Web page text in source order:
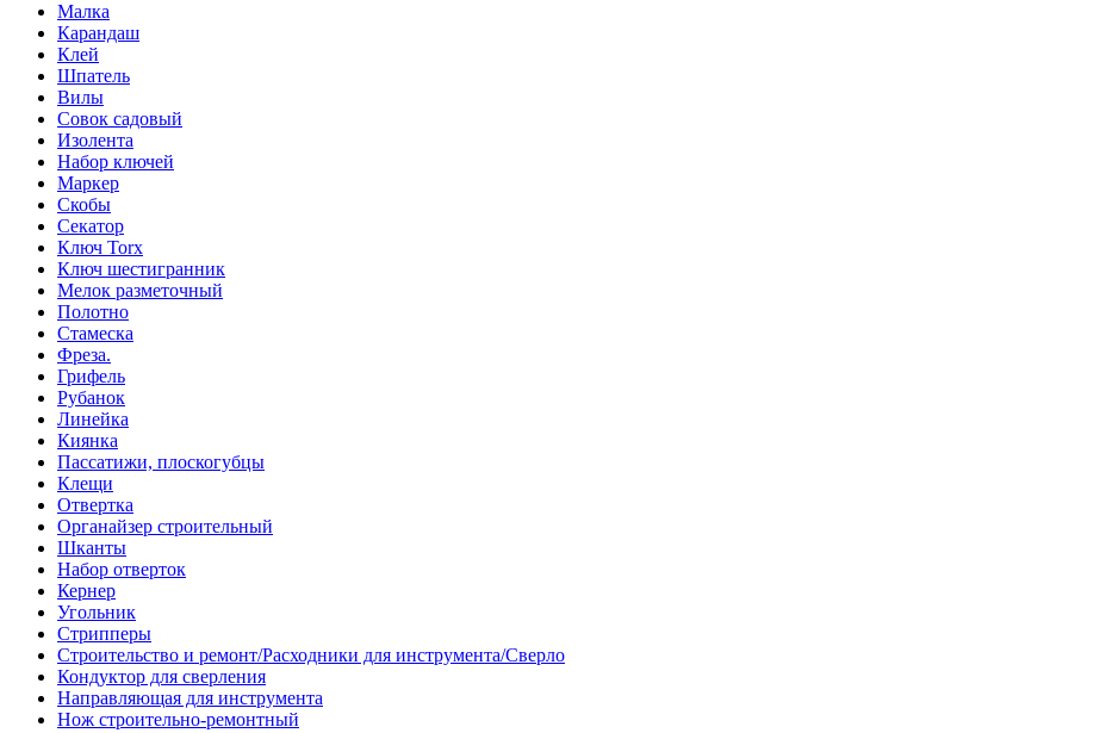
Малка
Карандаш
Клей
Шпатель
Вилы
Совок садовый
Изолента
Набор ключей
Маркер
Скобы
Секатор
Ключ Torx
Ключ шестигранник
Мелок разметочный
Полотно
Стамеска
Фреза.
Грифель
Рубанок
Линейка
Киянка
Пассатижи, плоскогубцы
Клещи
Отвертка
Органайзер строительный
Шканты
Набор отверток
Кернер
Угольник
Стрипперы
Строительство и ремонт/Расходники для инструмента/Сверло
Кондуктор для сверления
Направляющая для инструмента
Нож строительно-ремонтный